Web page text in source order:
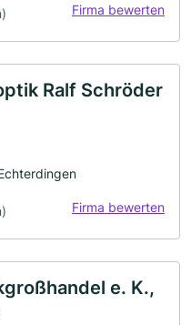
Firma bewerten
Ralf Schröder
Firma bewerten
e. K.,